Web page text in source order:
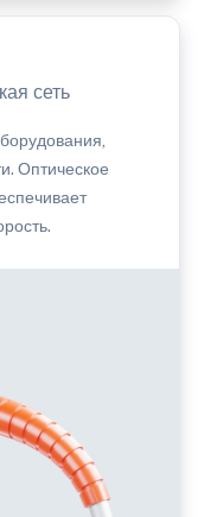
сеть
Оптическое